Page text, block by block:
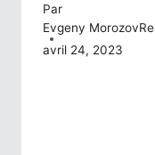
Par
Evgeny MorozovRe
avril 24, 2023